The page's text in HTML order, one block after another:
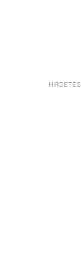
HIRDETÉS